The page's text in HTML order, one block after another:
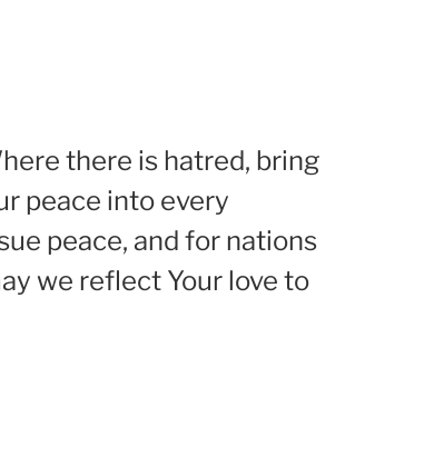
there is hatred, bring
peace into every
peace, and for nations
we reflect Your love to